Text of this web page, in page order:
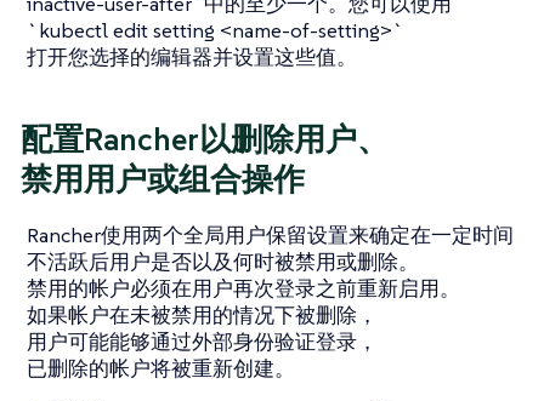
`kubectl edit setting <name-of-setting>`
打开您选择的编辑器并设置这些值。
配置Rancher以删除用户、
禁用用户或组合操作
Rancher使用两个全局用户保留设置来确定在一定时间
不活跃后用户是否以及何时被禁用或删除。
禁用的帐户必须在用户再次登录之前重新启用。
如果帐户在未被禁用的情况下被删除，
用户可能能够通过外部身份验证登录，
已删除的帐户将被重新创建。